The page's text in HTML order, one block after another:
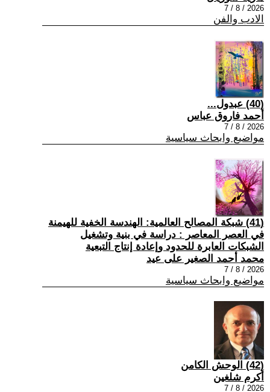
2026 / 8 / 7
الادب والفن
(40) عبدول...
أحمد فاروق عباس
2026 / 8 / 7
مواضيع وابحاث سياسية
(41) شبكة المصالح العالمية: الهندسة الخفية للهيمنة
في العصر المعاصر : دراسة في بنية وتشغيل
الشبكات العابرة للحدود وإعادة إنتاج التبعية
محمد أحمد الصغير على عيد
2026 / 8 / 7
مواضيع وابحاث سياسية
(42) الوحش الكامن
أكرم شلغين
2026 / 8 / 7